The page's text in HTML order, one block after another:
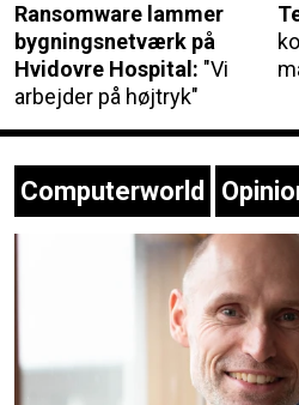
Ransomware lammer
bygningsnetværk på
Hvidovre Hospital: "Vi
arbejder på højtryk"
Computerworld